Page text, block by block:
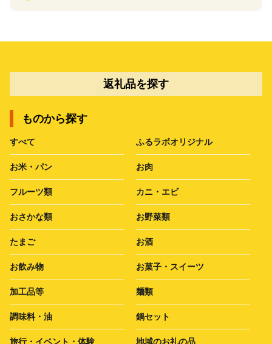
返礼品を探す
ものから探す
すべて ふるラボオリジナル
お米・パン お肉
フルーツ類 カニ・エビ
おさかな類 お野菜類
たまご お酒
お飲み物 お菓子・スイーツ
加工品等 麺類
調味料・油 鍋セット
旅行・イベント・体験 地域のお礼の品